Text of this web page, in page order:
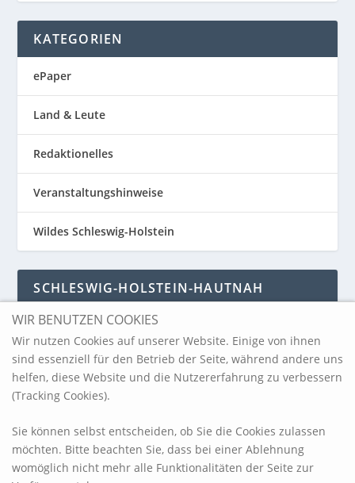
KATEGORIEN
ePaper
Land & Leute
Redaktionelles
Veranstaltungshinweise
Wildes Schleswig-Holstein
SCHLESWIG-HOLSTEIN-HAUTNAH
Schleswig-Holstein-Hautnah
ARCHIV
WIR BENUTZEN COOKIES
Wir nutzen Cookies auf unserer Website. Einige von ihnen
sind essenziell für den Betrieb der Seite, während andere uns
helfen, diese Website und die Nutzererfahrung zu verbessern
(Tracking Cookies).
Sie können selbst entscheiden, ob Sie die Cookies zulassen
möchten. Bitte beachten Sie, dass bei einer Ablehnung
womöglich nicht mehr alle Funktionalitäten der Seite zur